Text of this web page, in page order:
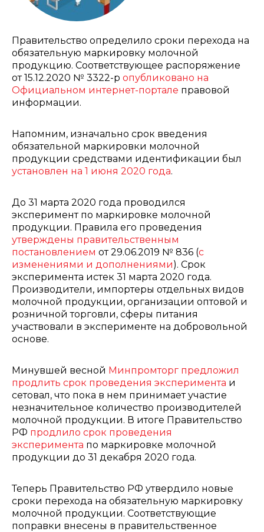
Правительство определило сроки перехода на
обязательную маркировку молочной
продукцию. Соответствующее распоряжение
от 15.12.2020 № 3322-р опубликовано на
Официальном интернет-портале правовой
информации.
Напомним, изначально срок введения
обязательной маркировки молочной
продукции средствами идентификации был
установлен на 1 июня 2020 года.
До 31 марта 2020 года проводился
эксперимент по маркировке молочной
продукции. Правила его проведения
утверждены правительственным
постановлением от 29.06.2019 № 836 (с
изменениями и дополнениями). Срок
эксперимента истек 31 марта 2020 года.
Производители, импортеры отдельных видов
молочной продукции, организации оптовой и
розничной торговли, сферы питания
участвовали в эксперименте на добровольной
основе.
Минувшей весной Минпромторг предложил
продлить срок проведения эксперимента и
сетовал, что пока в нем принимает участие
незначительное количество производителей
молочной продукции. В итоге Правительство
РФ продлило срок проведения
эксперимента по маркировке молочной
продукции до 31 декабря 2020 года.
Теперь Правительство РФ утвердило новые
сроки перехода на обязательную маркировку
молочной продукции. Соответствующие
поправки внесены в правительственное